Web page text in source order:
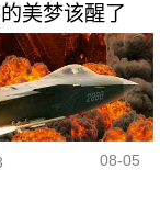
美梦该醒了
08-05